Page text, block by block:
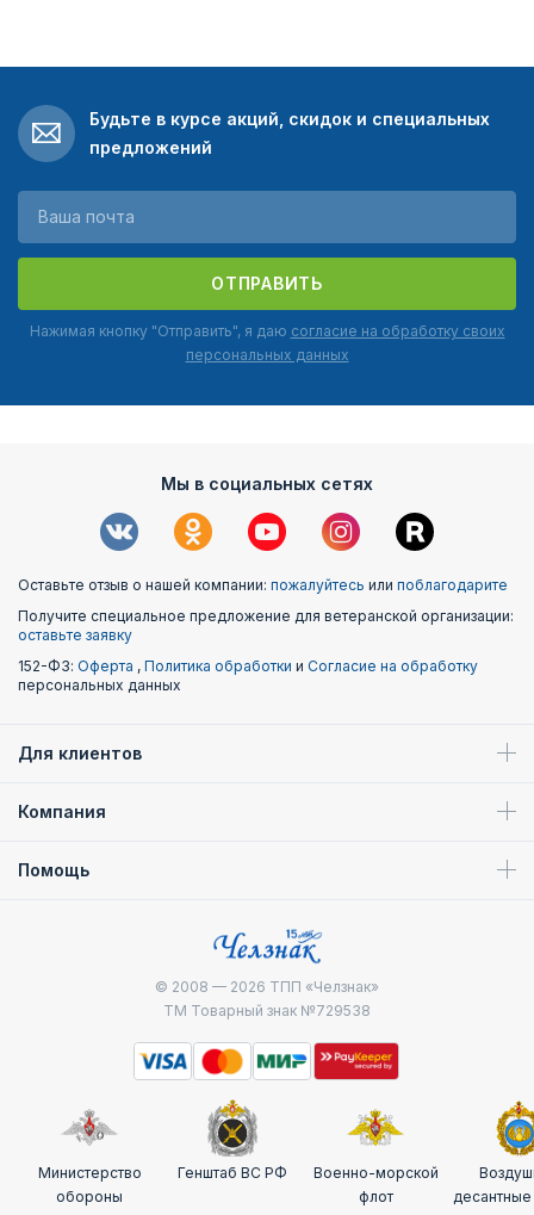
Будьте в курсе акций, скидок и специальных
предложений
ОТПРАВИТЬ
Нажимая кнопку "Отправить", я даю согласие на обработку своих
персональных данных
Мы в социальных сетях
Оставьте отзыв о нашей компании: пожалуйтесь или поблагодарите
Получите специальное предложение для ветеранской организации:
оставьте заявку
152-ФЗ: Оферта , Политика обработки и Согласие на обработку
персональных данных
Для клиентов
Компания
Помощь
© 2008 — 2026 ТПП «Челзнак»
ТМ Товарный знак №729538
Министерство
обороны
Генштаб ВС РФ
Военно-морской
флот
десантные